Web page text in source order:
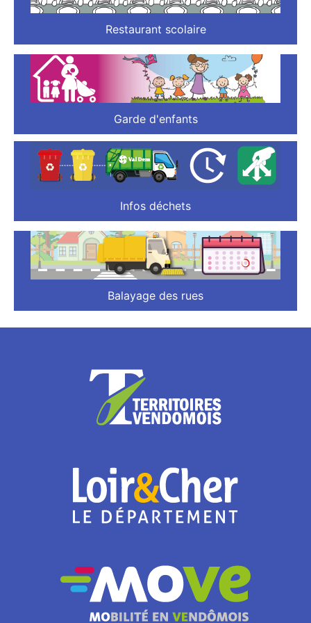
Restaurant scolaire
Garde d'enfants
Infos déchets
Balayage des rues